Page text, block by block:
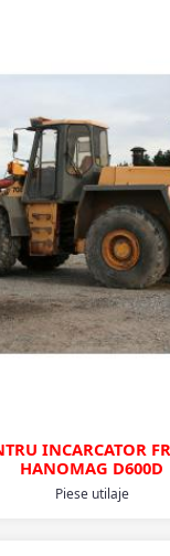
HANOMAG D600D
Piese utilaje